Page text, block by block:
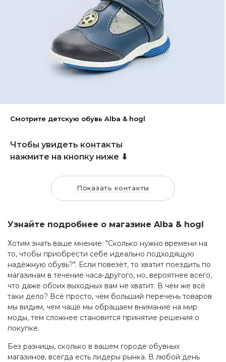
Смотрите детскую обувь Alba & hogl
Чтобы увидеть контакты
нажмите на кнопку ниже ⬇
Показать контакты
Узнайте подробнее о магазине Alba & hogl
Хотим знать ваше мнение: "Сколько нужно времени на
то, чтобы приобрести себе идеально подходящую
надёжную обувь?". Если повезёт, то хватит поездить по
магазинам в течение часа-другого, но, вероятнее всего,
что даже обоих выходных вам не хватит. В чём же всё
таки дело? Всё просто, чем больший перечень товаров
мы видим, чем чаще мы обращаем внимание на мир
моды, тем сложнее становится принятие решения о
покупке.
Без разницы, сколько в вашем городе обувных
магазинов, всегда есть лидеры рынка. В любой день